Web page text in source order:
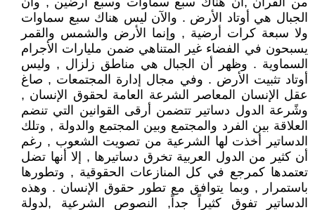
الجبال هي أوتاد الأرض . والآن ليس هناك سبع سماوات
ولا سبعة كرات أرضية , وإنما الأرض والشمس والقمر
يسبحون في الفضاء غير المتناهي ضمن مليارات الأجرام
السماوية . وظهر أن الجبال هي مناطق زلزال , وليس
أوتاد تثبيت الأرض . وفي مجال إدارة المجتمعات , صاغ
عقل الإنسان المعاصر الشرعة العامة لحقوق الإنسان ,
وشًرعة الدول دساتير تتضمن أرقى القوانين التي تنضم
العلاقة بين الفرد والمجتمع وبين المجتمع والدولة , وتلك
الدساتير أخذت لها الشرعية من تصويت الشعوب , رغم
أن كثير من الدول العربية تخرق دساتيرها , إلا أنها تضل
تعتمدها كمرجع في كل المنازعات الحقوقية , وتطورها
باستمرار , وبما يتوافق مع تطور حقوق الإنسان . وهذه
الدساتير تفوق كثيراً جداً, النصوص الشرعية ,لدولة